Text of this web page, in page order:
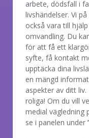
arbete, dödsfall i
livshändelser. Vi
också vara till
omvandling. Du
för att få ett
syfte, få kontakt
upptäcka dina
en mängd
aspekter av ditt
roliga! Om du vill
medial vägledning
se i panelen under